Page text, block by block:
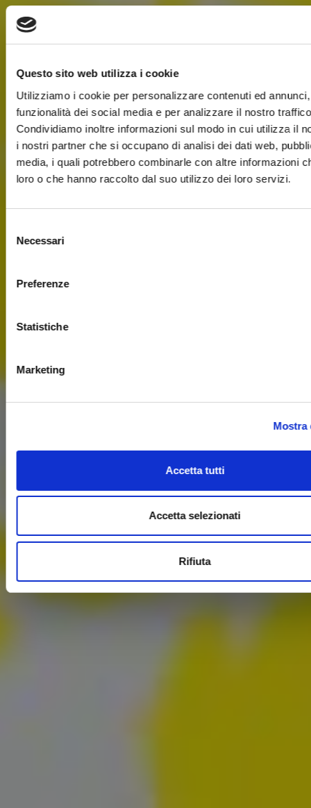
Questo sito web utilizza i cookie
Utilizziamo i cookie per personalizzare contenuti ed
funzionalità dei social media e per analizzare il nostro
Condividiamo inoltre informazioni sul modo in cui utilizza il
i nostri partner che si occupano di analisi dei dati web,
media, i quali potrebbero combinarle con altre informazioni
loro o che hanno raccolto dal suo utilizzo dei loro servizi.
delNecessari
Preferenze
Statistiche
Marketing
Mostra
Accetta tutti
Accetta selezionati
Rifiuta